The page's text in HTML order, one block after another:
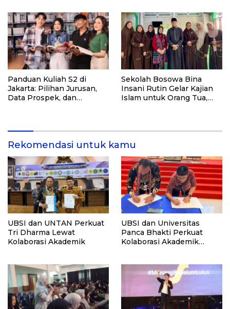
Panduan Kuliah S2 di
Jakarta: Pilihan Jurusan,
Data Prospek, dan
Sekolah Bosowa Bina
Insani Rutin Gelar Kajian
Islam untuk Orang Tua,
Rekomendasi untuk kamu
UBSI dan UNTAN Perkuat
Tri Dharma Lewat
Kolaborasi Akademik
UBSI dan Universitas
Panca Bhakti Perkuat
Kolaborasi Akademik